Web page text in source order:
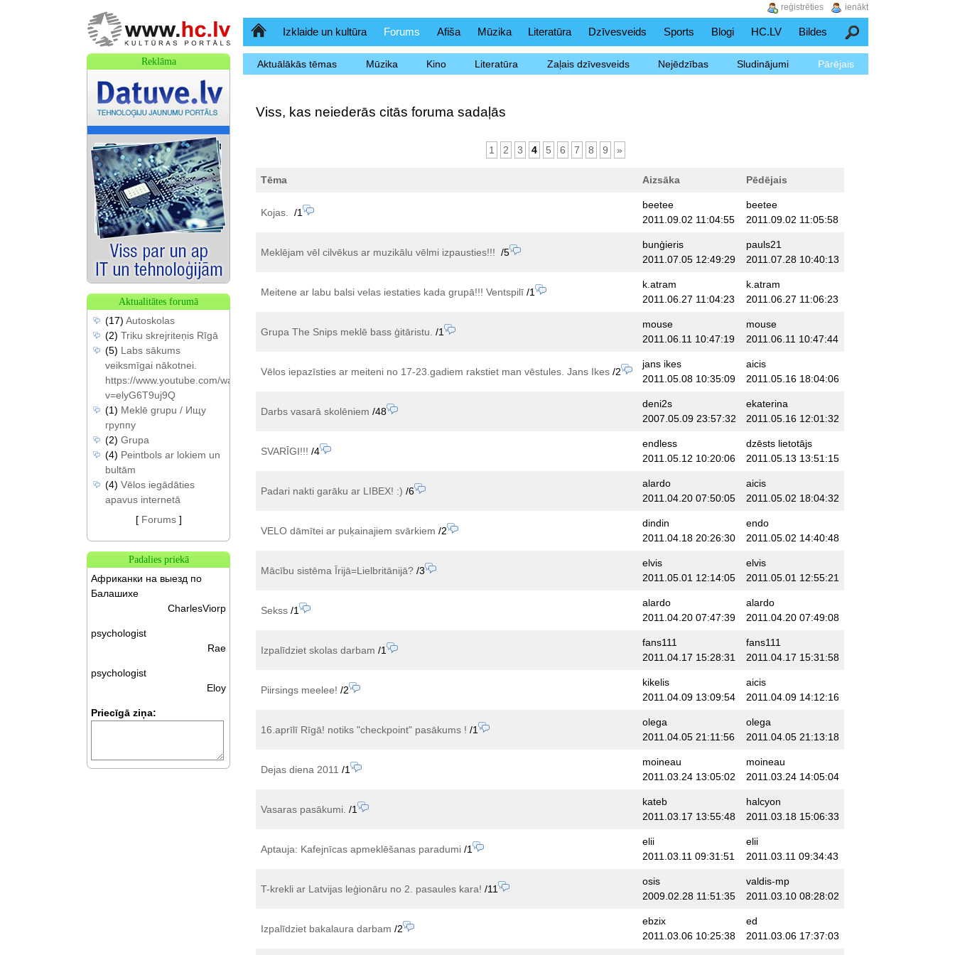
SākumlapaIzklaide un kultūra Forums Afiša Mūzika Literatūra Dzīvesveids Sports Blogi HC.LV Bildes Meklēšana
Aktuālākās tēmas Mūzika Kino Literatūra Zaļais dzīvesveids Nejēdzības Sludinājumi Pārējais
Viss, kas neiederās citās foruma sadaļās
1 2 3 4 5 6 7 8 9 »
Tēma Aizsāka Pēdējais
Kojas. /1
beetee
2011.09.02 11:04:55
beetee
2011.09.02 11:05:58
Meklējam vēl cilvēkus ar muzikālu vēlmi izpausties!!! /5
bunģieris
2011.07.05 12:49:29
pauls21
2011.07.28 10:40:13
Meitene ar labu balsi velas iestaties kada grupā!!! Ventspilī/1
k.atram
2011.06.27 11:04:23
k.atram
2011.06.27 11:06:23
Grupa The Snips meklē bass ģitāristu. /1
mouse
2011.06.11 10:47:19
mouse
2011.06.11 10:47:44
Vēlos iepazīsties ar meiteni no 17-23.gadiem rakstiet man vēstules. Jans Ikes/2
jans ikes
2011.05.08 10:35:09
aicis
2011.05.16 18:04:06
Darbs vasarā skolēniem /48
deni2s
2007.05.09 23:57:32
ekaterina
2011.05.16 12:01:32
SVARĪGI!!! /4
endless
2011.05.12 10:20:06
dzēsts lietotājs
2011.05.13 13:51:15
Padari nakti garāku ar LIBEX! :) /6
alardo
2011.04.20 07:50:05
aicis
2011.05.02 18:04:32
VELO dāmītei ar puķainajiem svārkiem /2
dindin
2011.04.18 20:26:30
endo
2011.05.02 14:40:48
Mācību sistēma Īrijā=Lielbritānijā?/3
elvis
2011.05.01 12:14:05
elvis
2011.05.01 12:55:21
Sekss/1
alardo
2011.04.20 07:47:39
alardo
2011.04.20 07:49:08
Izpalīdziet skolas darbam /1
fans111
2011.04.17 15:28:31
fans111
2011.04.17 15:31:58
Piirsings meelee! /2
kikelis
2011.04.09 13:09:54
aicis
2011.04.09 14:12:16
16.aprīlī Rīgā! notiks "checkpoint" pasākums ! /1
olega
2011.04.05 21:11:56
olega
2011.04.05 21:13:18
Dejas diena 2011 /1
moineau
2011.03.24 13:05:02
moineau
2011.03.24 14:05:04
Vasaras pasākumi. /1
kateb
2011.03.17 13:55:48
halcyon
2011.03.18 15:06:33
Aptauja: Kafejnīcas apmeklēšanas paradumi/1
elii
2011.03.11 09:31:51
elii
2011.03.11 09:34:43
T-krekli ar Latvijas leģionāru no 2. pasaules kara! /11
osis
2009.02.28 11:51:35
valdis-mp
2011.03.10 08:28:02
Izpalīdziet bakalaura darbam /2
ebzix
2011.03.06 10:25:38
ed
2011.03.06 17:37:03
Reklāma
Aktualitātes forumā
(17) Autoskolas
(2) Triku skrejriteņis Rīgā
(5) Labs sākums
veiksmīgai nākotnei.
https://www.youtube.com/watch?
v=elyG6T9uj9Q
(1) Meklē grupu / Ищу
группу
(2) Grupa
(4) Peintbols ar lokiem un
bultām
(4) Vēlos iegādāties
apavus internetā
[ Forums]
Padalies priekā
Африканки на выезд по
Балашихе
CharlesViorp
psychologist
Rae
psychologist
Eloy
Priecīgā ziņa:
ienākt
reģistrēties